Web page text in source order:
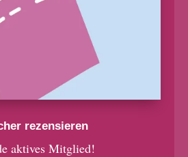
rezensieren
aktives Mitglied!